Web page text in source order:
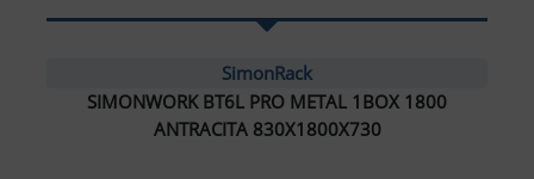
SimonRack
SIMONWORK BT6L PRO METAL 1BOX 1800
ANTRACITA 830X1800X730